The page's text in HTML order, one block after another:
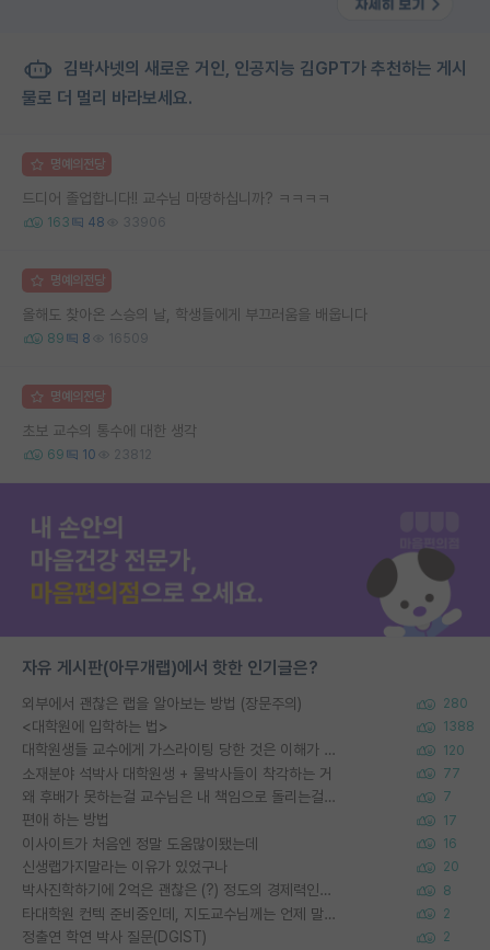
김박사넷의 새로운 거인, 인공지능 김GPT가 추천하는 게시
물로 더 멀리 바라보세요.
명예의전당
드디어 졸업합니다!! 교수님 마땅하십니까? ㅋㅋㅋㅋ
163 48 33906
명예의전당
올해도 찾아온 스승의 날, 학생들에게 부끄러움을 배웁니다
89 8 16509
명예의전당
초보 교수의 통수에 대한 생각
69 10 23812
자유 게시판(아무개랩)에서 핫한 인기글은?
외부에서 괜찮은 랩을 알아보는 방법 (장문주의) 280
<대학원에 입학하는 법> 1388
대학원생들 교수에게 가스라이팅 당한 것은 이해가 갑니다. 안타깝네요. 120
소재분야 석박사 대학원생 + 물박사들이 착각하는 거 77
왜 후배가 못하는걸 교수님은 내 책임으로 돌리는걸까요? 7
편애 하는 방법 17
이사이트가 처음엔 정말 도움많이됐는데 16
신생랩가지말라는 이유가 있었구나 20
박사진학하기에 2억은 괜찮은 (?) 정도의 경제력인가요 8
타대학원 컨텍 준비중인데, 지도교수님께는 언제 말씀드려야 할까요? 2
정출연 학연 박사 질문(DGIST) 2